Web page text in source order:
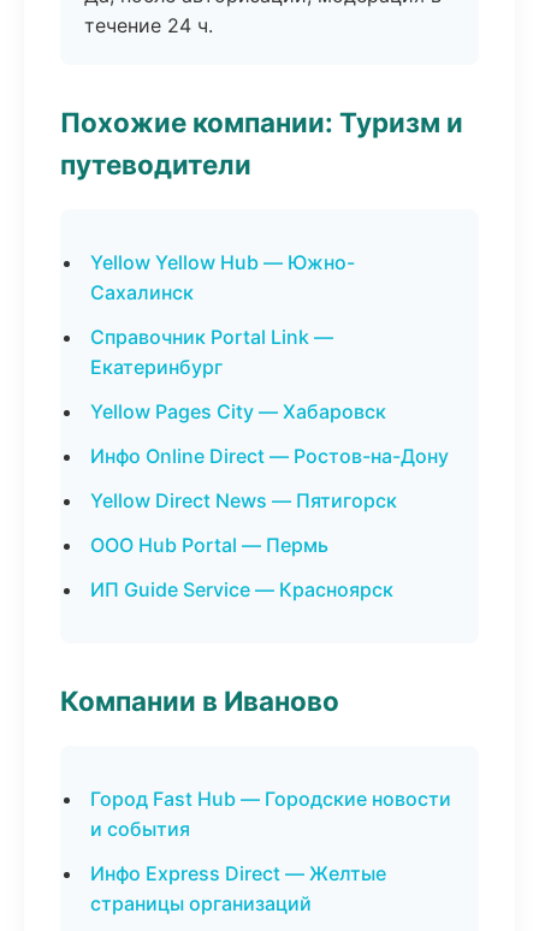
течение 24 ч.
Похожие компании: Туризм и
путеводители
Yellow Yellow Hub — Южно-
Сахалинск
Справочник Portal Link —
Екатеринбург
Yellow Pages City — Хабаровск
Инфо Online Direct — Ростов-на-Дону
Yellow Direct News — Пятигорск
ООО Hub Portal — Пермь
ИП Guide Service — Красноярск
Компании в Иваново
Город Fast Hub — Городские новости
и события
Инфо Express Direct — Желтые
страницы организаций